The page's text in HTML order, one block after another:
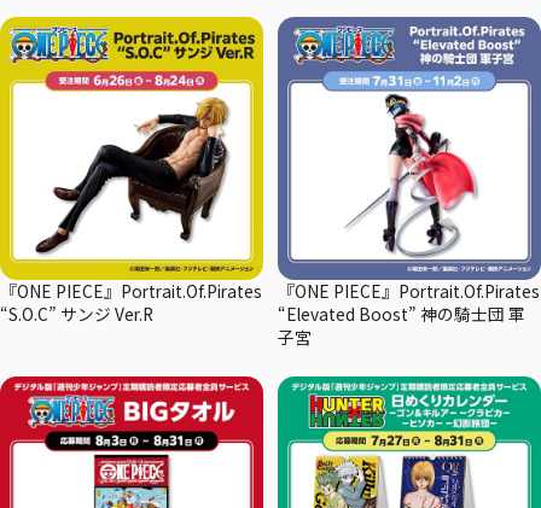
『ONE PIECE』Portrait.Of.Pirates
“S.O.C” サンジ Ver.R
『ONE PIECE』Portrait.Of.Pirates
“Elevated Boost” 神の騎士団 軍
子宮